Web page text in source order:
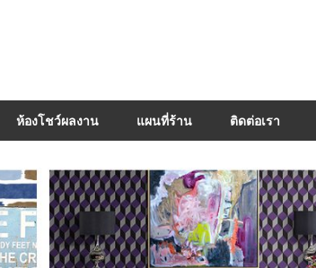
ห้องโชว์ผลงาน แผนที่ร้าน ติดต่อเรา